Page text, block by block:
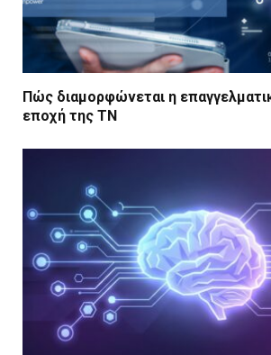
Πώς διαμορφώνεται η
εποχή της ΤΝ